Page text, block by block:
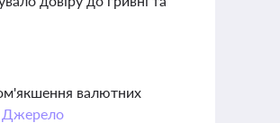
валютних
Джерело